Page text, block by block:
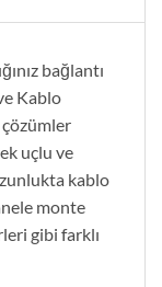
bağlantı
Kablo
uçlu ve
kablo
monte
gibi farklı